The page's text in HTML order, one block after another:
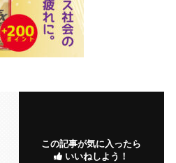
この記事が気に入ったら
いいねしよう！